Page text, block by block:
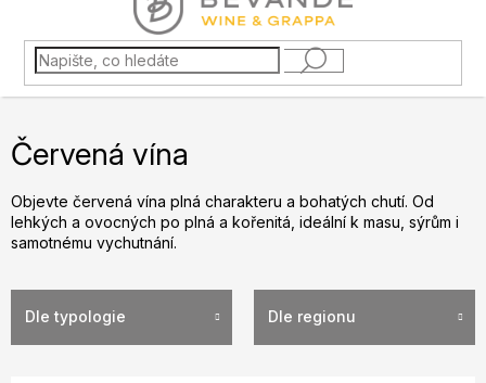
Červená vína
Objevte červená vína plná charakteru a bohatých chutí. Od
lehkých a ovocných po plná a kořenitá, ideální k masu, sýrům i
samotnému vychutnání.
Dle typologie Dle regionu